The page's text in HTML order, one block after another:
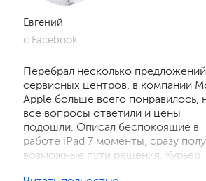
Евгений
с Facebook
Перебрал несколько
сервисных центров, в компании
Apple больше всего понравилось,
все вопросы ответили и цены
подошли. Описал беспокоящие в
работе iPad 7 моменты, сразу
возможные пути решения. Курьер